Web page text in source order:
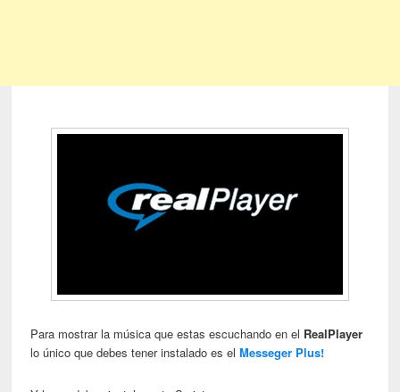
Para mostrar la música que estas escuchando en el RealPlayer
lo único que debes tener instalado es elMesseger Plus!